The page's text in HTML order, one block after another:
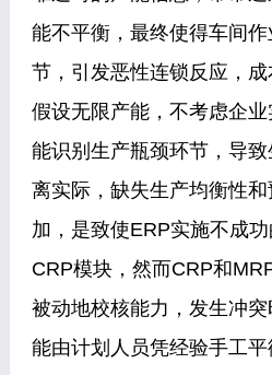
能不平衡，最终使得车间
节，引发恶性连锁反应，
假设无限产能，不考虑企
能识别生产瓶颈环节，导
离实际，缺失生产均衡性
加，是致使ERP实施不成
CRP模块，然而CRP和
被动地校核能力，发生冲
能由计划人员凭经验手工